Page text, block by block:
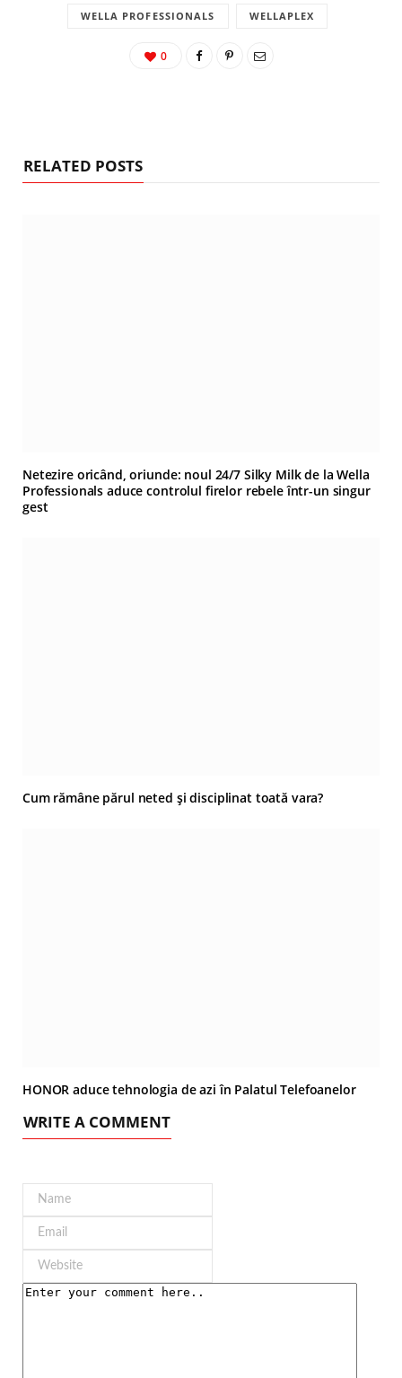
WELLA PROFESSIONALS WELLAPLEX
0
RELATED POSTS
Netezire oricând, oriunde: noul 24/7 Silky Milk de la Wella
Professionals aduce controlul firelor rebele într-un singur
gest
Cum rămâne părul neted și disciplinat toată vara?
HONOR aduce tehnologia de azi în Palatul Telefoanelor
WRITE A COMMENT